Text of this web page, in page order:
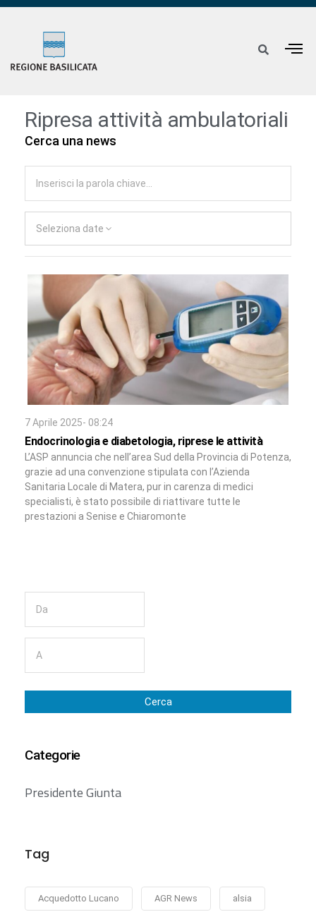
Ripresa attività ambulatoriali
Cerca una news
Seleziona date
7 Aprile 2025- 08:24
Endocrinologia e diabetologia, riprese le attività
L’ASP annuncia che nell’area Sud della Provincia di Potenza,
grazie ad una convenzione stipulata con l’Azienda
Sanitaria Locale di Matera, pur in carenza di medici
specialisti, è stato possibile di riattivare tutte le
prestazioni a Senise e Chiaromonte
Cerca
Categorie
Presidente Giunta
Tag
Acquedotto Lucano AGR News alsia